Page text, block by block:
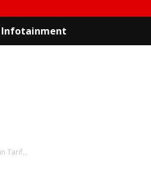
Infotainment
Tarif...